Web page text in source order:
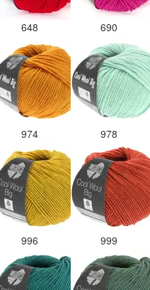
648 690
974 978
996 999